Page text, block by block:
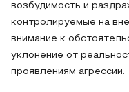
возбудимость и
контролируемые на
внимание к
уклонение от
проявлениям агрессии.